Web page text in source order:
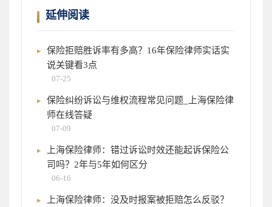
延伸阅读
保险拒赔胜诉率有多高？16年保险律师实话实
说关键看3点
07-25
保险纠纷诉讼与维权流程常见问题_上海保险律
师在线答疑
07-09
上海保险律师：错过诉讼时效还能起诉保险公
司吗？2年与5年如何区分
06-16
上海保险律师：没及时报案被拒赔怎么反驳？